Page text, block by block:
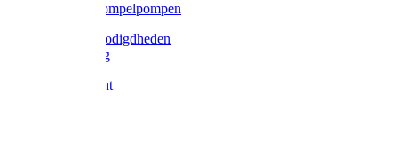
Gardena dompelpompen
Tyleen benodigdheden
Tyleenslang
Lange bocht